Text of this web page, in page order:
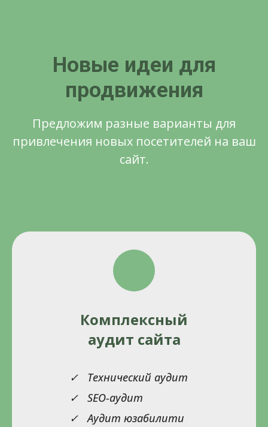
Новые идеи для
продвижения
Предложим разные варианты для
привлечения новых посетителей на ваш
сайт.
Комплексный
аудит сайта
Технический аудит
SEO-аудит
Аудит юзабилити